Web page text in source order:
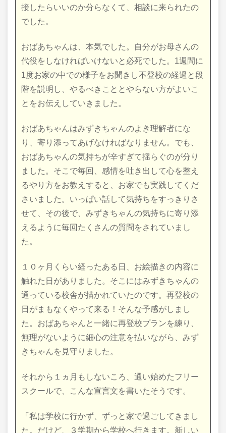
接したらいいのか分らなくて、相談に来られたの
でした。
おばあちゃんは、本気でした。自分がお母さんの
代役をしなければいけないと必死でした。1週間に
1度お家の中での様子をお聞きし不登校の経過と段
階を説明し、やるべきこととやらない方がよいこ
とをお伝えしていきました。
おばあちゃんはみずきちゃんのよき理解者にな
り、寄り添ってあげなければなりません。でも、
おばあちゃんの気持ちが辛すぎて揺らぐのが分り
ました。そこで毎回、感情を吐き出して心を整え
るやり方をお教えすると、お家でも実践してくだ
さいました。いっぱい話して気持ちをすっきりさ
せて、その後で、みずきちゃんの気持ちに寄り添
えるように毎回たくさんの質問をされていまし
た。
１０ヶ月くらい経ったある日、お絵描きの内容に
触れた日がありました。そこにはみずきちゃんの
通っている校舎が描かれていたのです。再登校の
日がまもなくやって来る！そんな予感がしまし
た。おばあちゃんと一緒に再登校プランを練り、
無理がないように細心の注意を払いながら、みず
きちゃんを見守りました。
それから１ヵ月もしないころ、通い始めたフリー
スクールで、こんな宣言文を書いたそうです。
「私は学校に行かず、ずっと家で過ごしてきまし
た。だけど、３学期から学校へ行きます。新しい